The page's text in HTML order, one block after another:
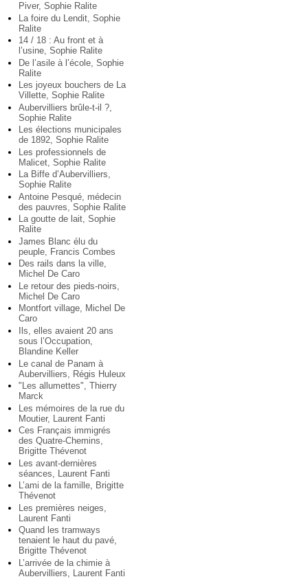
Piver, Sophie Ralite
La foire du Lendit, Sophie
Ralite
14 / 18 : Au front et à
l’usine, Sophie Ralite
De l’asile à l’école, Sophie
Ralite
Les joyeux bouchers de La
Villette, Sophie Ralite
Aubervilliers brûle-t-il ?,
Sophie Ralite
Les élections municipales
de 1892, Sophie Ralite
Les professionnels de
Malicet, Sophie Ralite
La Biffe d’Aubervilliers,
Sophie Ralite
Antoine Pesqué, médecin
des pauvres, Sophie Ralite
La goutte de lait, Sophie
Ralite
James Blanc élu du
peuple, Francis Combes
Des rails dans la ville,
Michel De Caro
Le retour des pieds-noirs,
Michel De Caro
Montfort village, Michel De
Caro
Ils, elles avaient 20 ans
sous l’Occupation,
Blandine Keller
Le canal de Panam à
Aubervilliers, Régis Huleux
"Les allumettes", Thierry
Marck
Les mémoires de la rue du
Moutier, Laurent Fanti
Ces Français immigrés
des Quatre-Chemins,
Brigitte Thévenot
Les avant-dernières
séances, Laurent Fanti
L’ami de la famille, Brigitte
Thévenot
Les premières neiges,
Laurent Fanti
Quand les tramways
tenaient le haut du pavé,
Brigitte Thévenot
L’arrivée de la chimie à
Aubervilliers, Laurent Fanti